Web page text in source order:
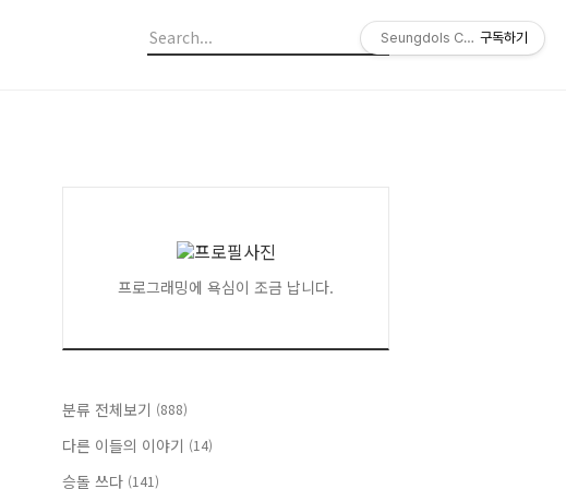
프로그래밍에 욕심이 조금 납니다.
분류 전체보기 (888)
다른 이들의 이야기 (14)
승돌 쓰다 (141)
Seungdols Company
구독하기